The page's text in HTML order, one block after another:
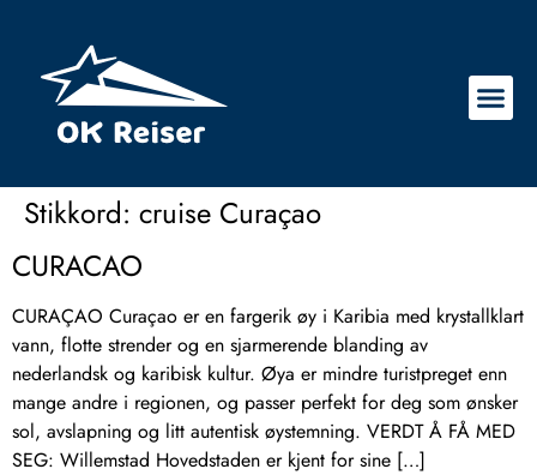
Stikkord: cruise Curaçao
CURACAO
CURAÇAO Curaçao er en fargerik øy i Karibia med krystallklart
vann, flotte strender og en sjarmerende blanding av
nederlandsk og karibisk kultur. Øya er mindre turistpreget enn
mange andre i regionen, og passer perfekt for deg som ønsker
sol, avslapning og litt autentisk øystemning. VERDT Å FÅ MED
SEG: Willemstad Hovedstaden er kjent for sine […]